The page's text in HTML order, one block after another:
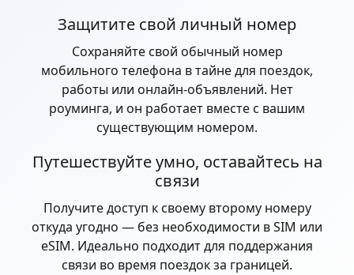
Защитите свой личный номер
Сохраняйте свой обычный номер
мобильного телефона в тайне для поездок,
работы или онлайн-объявлений. Нет
роуминга, и он работает вместе с вашим
существующим номером.
Путешествуйте умно, оставайтесь на
связи
Получите доступ к своему второму номеру
откуда угодно — без необходимости в SIM или
eSIM. Идеально подходит для поддержания
связи во время поездок за границей.